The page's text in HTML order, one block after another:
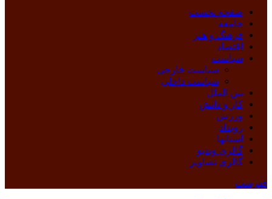
صفحه نخست
جامعه
فرهنگ و هنر
اقتصاد
سیاست
سیاست خارجی
سیاست داخلی
بین الملل
کار و دانش
ورزش
رویداد
استانها
گالری ویدیو
گالری تصاویر
فهرست